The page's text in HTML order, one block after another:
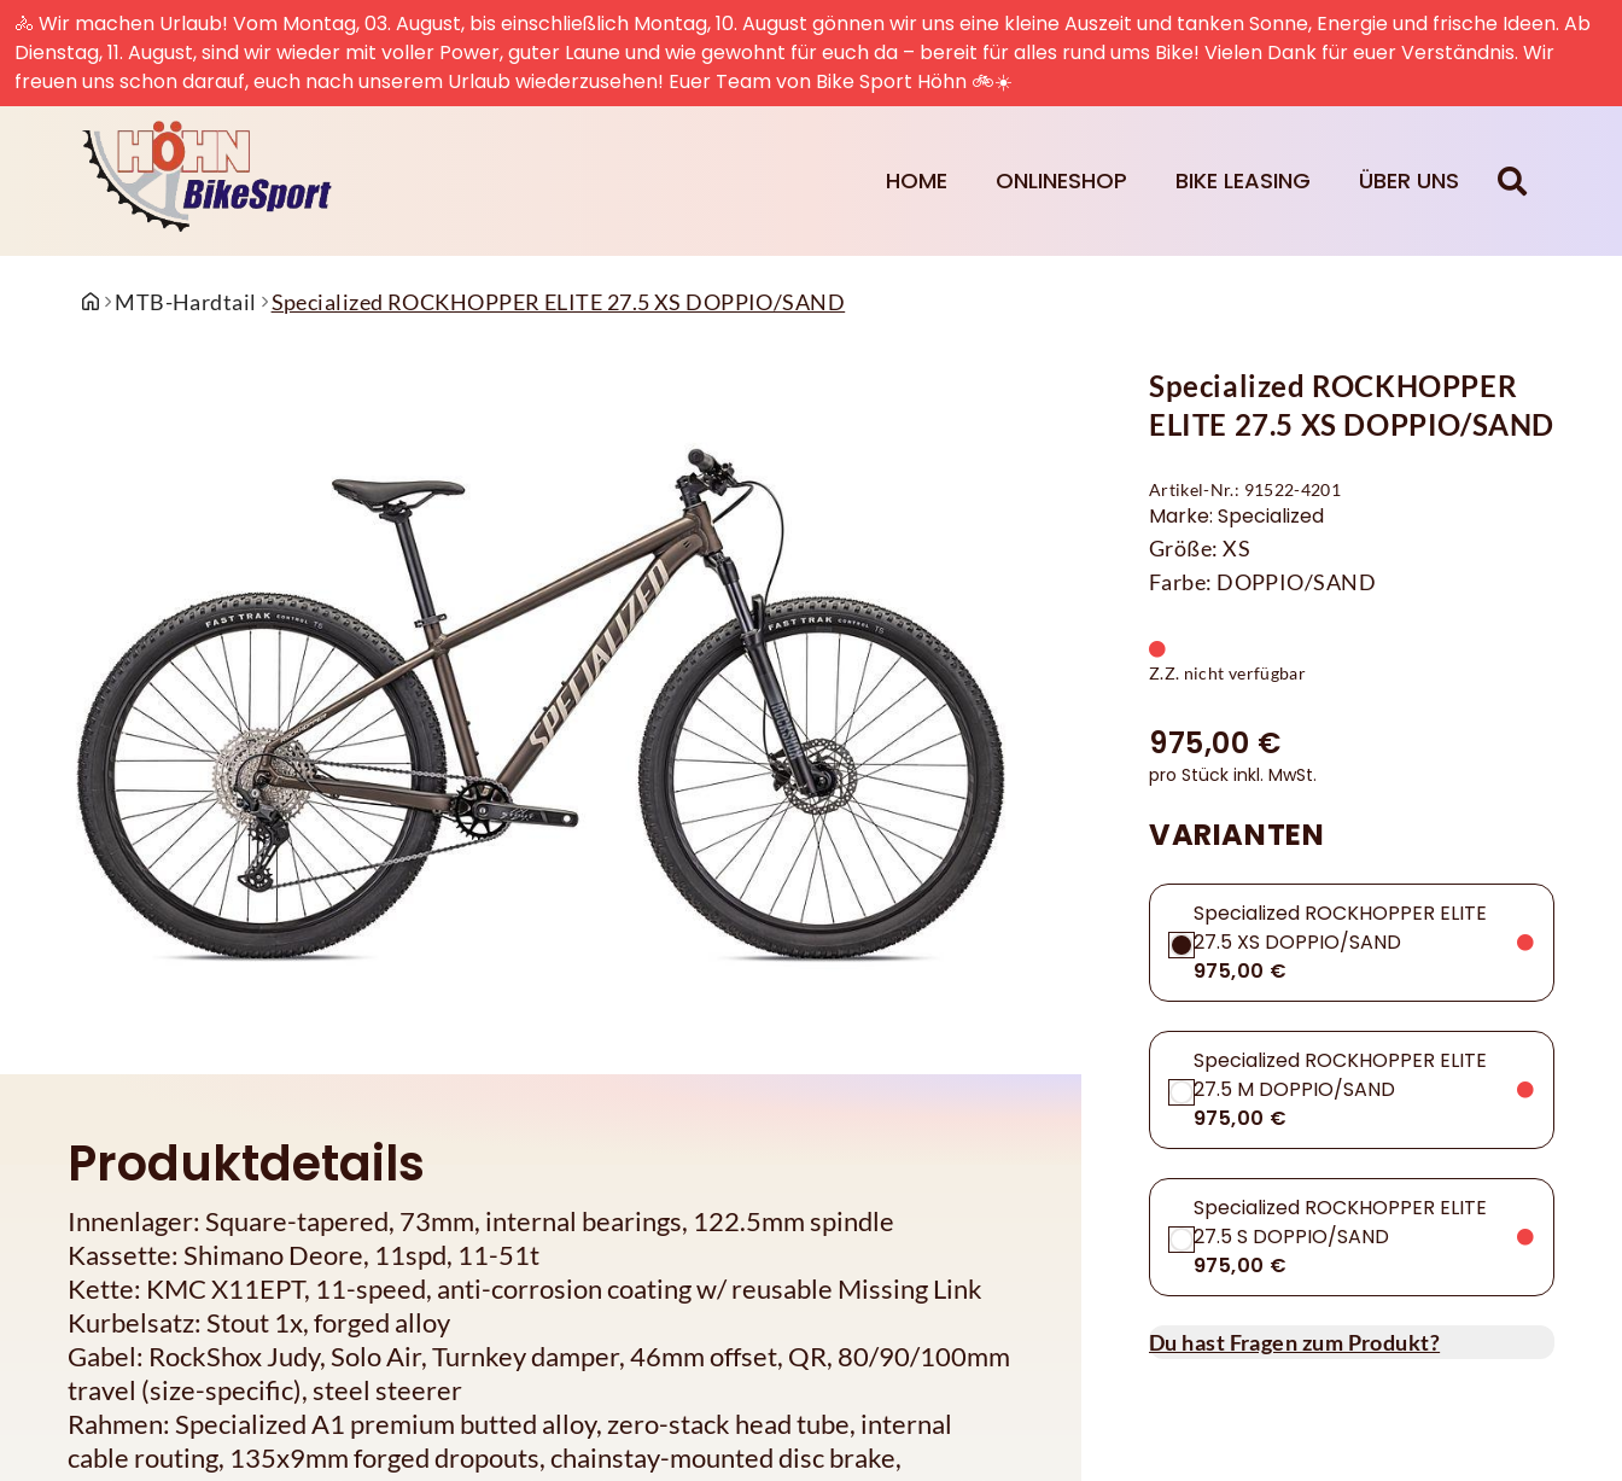
🚴 Wir machen Urlaub! Vom Montag, 03. August, bis einschließlich Montag, 10. August gönnen wir uns eine kleine Auszeit und tanken Sonne, Energie und frische Ideen. Ab
Dienstag, 11. August, sind wir wieder mit voller Power, guter Laune und wie gewohnt für euch da – bereit für alles rund ums Bike! Vielen Dank für euer Verständnis. Wir
freuen uns schon darauf, euch nach unserem Urlaub wiederzusehen! Euer Team von Bike Sport Höhn 🚲☀️
HOME ONLINESHOP BIKE LEASING ÜBER UNS
MTB-Hardtail Specialized ROCKHOPPER ELITE 27.5 XS DOPPIO/SAND
Produktdetails
Innenlager: Square-tapered, 73mm, internal bearings, 122.5mm spindle
Kassette: Shimano Deore, 11spd, 11-51t
Kette: KMC X11EPT, 11-speed, anti-corrosion coating w/ reusable Missing Link
Kurbelsatz: Stout 1x, forged alloy
Gabel: RockShox Judy, Solo Air, Turnkey damper, 46mm offset, QR, 80/90/100mm
travel (size-specific), steel steerer
Rahmen: Specialized A1 premium butted alloy, zero-stack head tube, internal
cable routing, 135x9mm forged dropouts, chainstay-mounted disc brake,
Specialized ROCKHOPPER
ELITE 27.5 XS DOPPIO/SAND
Artikel-Nr.: 91522-4201
Marke: Specialized
Größe: XS
Farbe: DOPPIO/SAND
Z.Z. nicht verfügbar
975,00 €
pro Stück inkl. MwSt.
VARIANTEN
Specialized ROCKHOPPER ELITE
27.5 XS DOPPIO/SAND
975,00 €
Specialized ROCKHOPPER ELITE
27.5 M DOPPIO/SAND
975,00 €
Specialized ROCKHOPPER ELITE
27.5 S DOPPIO/SAND
975,00 €
Du hast Fragen zum Produkt?